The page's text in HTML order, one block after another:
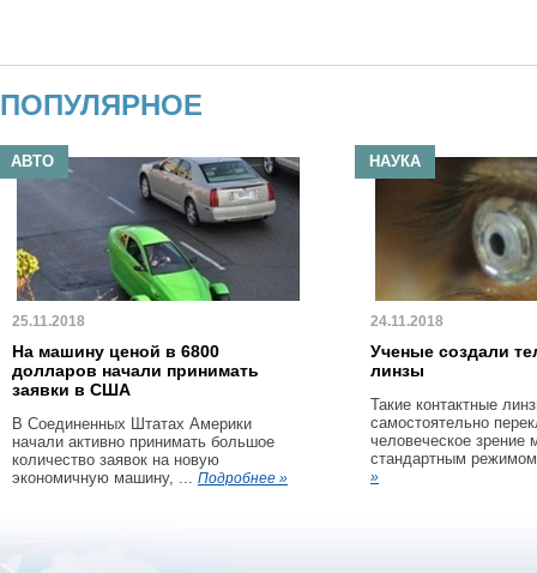
ПОПУЛЯРНОЕ
АВТО
25.11.2018
На машину ценой в 6800
долларов начали принимать
заявки в США
В Соединенных Штатах Америки
начали активно принимать большое
количество заявок на новую
экономичную машину, ... Подробнее »
НАУКА
24.11.2018
Ученые создали
линзы
Такие контактные
самостоятельно
человеческое зрение
стандартным
»